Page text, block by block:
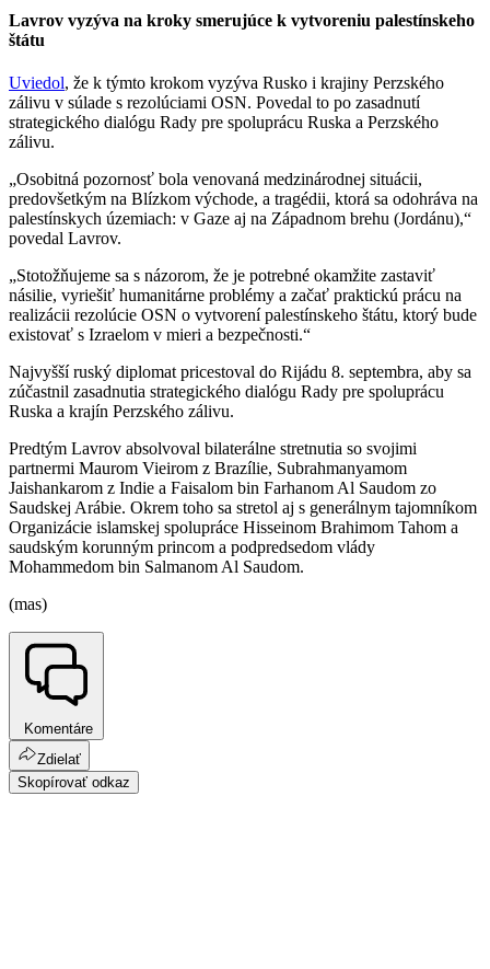
Lavrov vyzýva na kroky smerujúce k vytvoreniu palestínskeho
štátu
Uviedol, že k týmto krokom vyzýva Rusko i krajiny Perzského
zálivu v súlade s rezolúciami OSN. Povedal to po zasadnutí
strategického dialógu Rady pre spoluprácu Ruska a Perzského
zálivu.
„Osobitná pozornosť bola venovaná medzinárodnej situácii,
predovšetkým na Blízkom východe, a tragédii, ktorá sa odohráva na
palestínskych územiach: v Gaze aj na Západnom brehu (Jordánu),“
povedal Lavrov.
„Stotožňujeme sa s názorom, že je potrebné okamžite zastaviť
násilie, vyriešiť humanitárne problémy a začať praktickú prácu na
realizácii rezolúcie OSN o vytvorení palestínskeho štátu, ktorý bude
existovať s Izraelom v mieri a bezpečnosti.“
Najvyšší ruský diplomat pricestoval do Rijádu 8. septembra, aby sa
zúčastnil zasadnutia strategického dialógu Rady pre spoluprácu
Ruska a krajín Perzského zálivu.
Predtým Lavrov absolvoval bilaterálne stretnutia so svojimi
partnermi Maurom Vieirom z Brazílie, Subrahmanyamom
Jaishankarom z Indie a Faisalom bin Farhanom Al Saudom zo
Saudskej Arábie. Okrem toho sa stretol aj s generálnym tajomníkom
Organizácie islamskej spolupráce Hisseinom Brahimom Tahom a
saudským korunným princom a podpredsedom vlády
Mohammedom bin Salmanom Al Saudom.
(mas)
Komentáre
Zdielať
Skopírovať odkaz